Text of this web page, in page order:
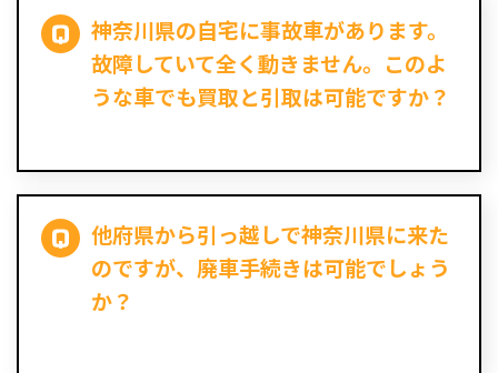
神奈川県の自宅に事故車があります。
故障していて全く動きません。このよ
うな車でも買取と引取は可能ですか？
他府県から引っ越しで神奈川県に来た
のですが、廃車手続きは可能でしょう
か？